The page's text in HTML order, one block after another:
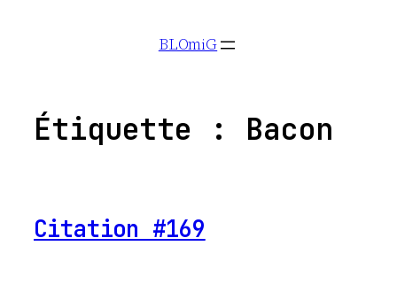
BLOmiG
Étiquette : Bacon
Citation #169